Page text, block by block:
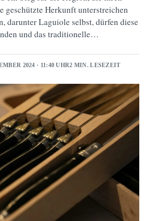
geschützte Herkunft unterstreichen
darunter Laguiole selbst, dürfen diese
und das traditionelle…
2024 · 11:40 UHR2 MIN. LESEZEIT